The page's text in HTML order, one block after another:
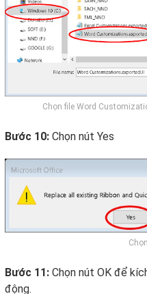
Chọn file Word
Bước 10: Chọn nút Yes
Bước 11: Chọn nút OK để
động.